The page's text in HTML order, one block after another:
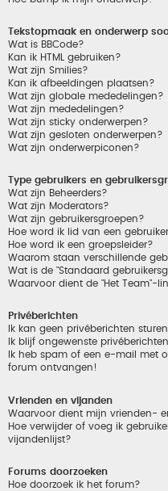
Tekstopmaak en onderwerp
Wat is BBCode?
Kan ik HTML gebruiken?
Wat zijn Smilies?
Kan ik afbeeldingen plaatsen?
Wat zijn globale mededelingen?
Wat zijn mededelingen?
Wat zijn sticky onderwerpen?
Wat zijn gesloten onderwerpen?
Wat zijn onderwerpiconen?
Type gebruikers en
Wat zijn Beheerders?
Wat zijn Moderators?
Wat zijn gebruikersgroepen?
Hoe word ik lid van een
Hoe word ik een groepsleider?
Waarom staan verschillende
Wat is de "Standaard
Waarvoor dient de "Het Team"-
Privéberichten
Ik kan geen privéberichten
Ik blijf ongewenste
Ik heb spam of een e-mail met
forum ontvangen!
Vrienden en vijanden
Waarvoor dient mijn vrienden-
Hoe verwijder of voeg ik
vijandenlijst?
Forums doorzoeken
Hoe doorzoek ik het forum?